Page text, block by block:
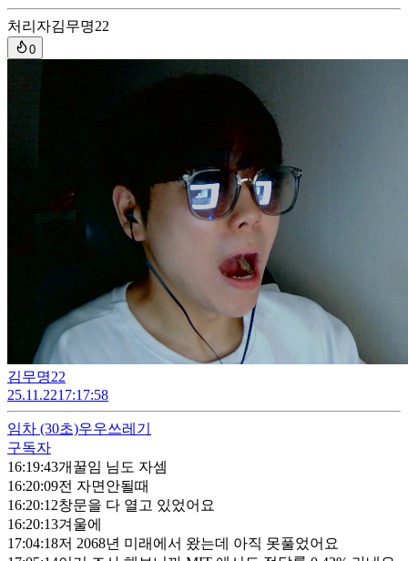
처리자김무명22
0
김무명22
25.11.2217:17:58
임차 (30초)우우쓰레기
구독자
16:19:43개꿀임 님도 자셈
16:20:09전 자면안될때
16:20:12창문을 다 열고 있었어요
16:20:13겨울에
17:04:18저 2068년 미래에서 왔는데 아직 못풀었어요